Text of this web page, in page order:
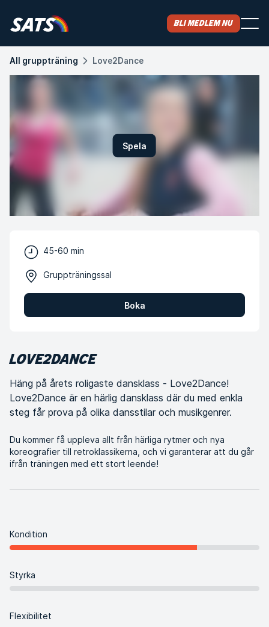
Bli medlem nu
All gruppträning Love2Dance
Spela
45-60 min
Gruppträningssal
Boka
LOVE2DANCE
Häng på årets roligaste dansklass - Love2Dance!
Love2Dance är en härlig dansklass där du med enkla
steg får prova på olika dansstilar och musikgenrer.
Du kommer få uppleva allt från härliga rytmer och nya
koreografier till retroklassikerna, och vi garanterar att du går
ifrån träningen med ett stort leende!
Kondition
Styrka
Flexibilitet